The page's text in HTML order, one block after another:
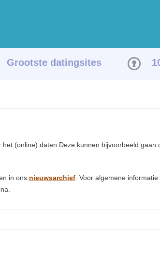
Grootste datingsites
(online) daten.Deze kunnen bijvoorbeeld gaan
in ons nieuwsarchief. Voor algemene